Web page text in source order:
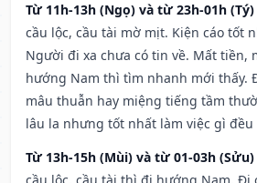
Từ 11h-13h (Ngọ) và từ 23h-01h (Tý)
cầu lộc, cầu tài mờ mịt. Kiện cáo tốt
Người đi xa chưa có tin về. Mất tiền,
hướng Nam thì tìm nhanh mới thấy.
mâu thuẫn hay miệng tiếng tầm
lâu la nhưng tốt nhất làm việc gì đều
Từ 13h-15h (Mùi) và từ 01-03h (Sửu)